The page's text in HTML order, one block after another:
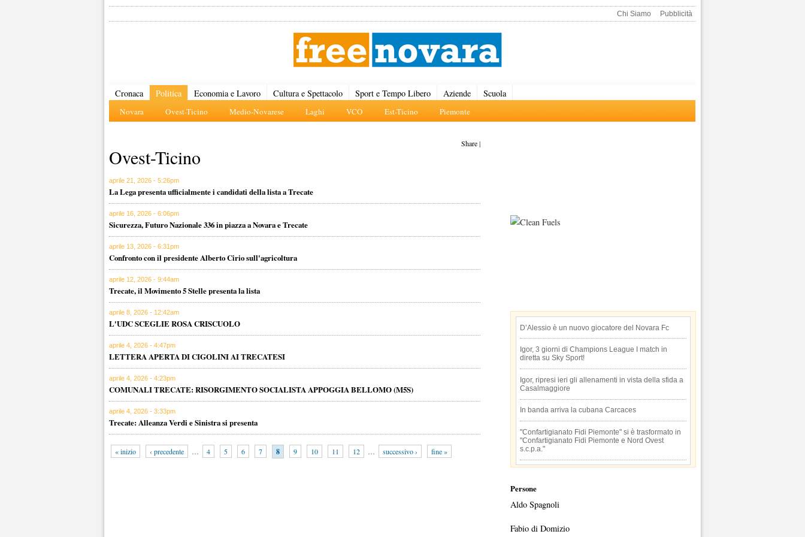
Chi Siamo Pubblicità
Cronaca Politica
Novara Ovest-Ticino Medio-Novarese Laghi VCO Est-Ticino Piemonte
Economia e Lavoro Cultura e Spettacolo Sport e Tempo Libero Aziende Scuola
Share|
Ovest-Ticino
aprile 21, 2026 - 5:26pm
La Lega presenta ufficialmente i candidati della lista a Trecate
aprile 16, 2026 - 6:06pm
Sicurezza, Futuro Nazionale 336 in piazza a Novara e Trecate
aprile 13, 2026 - 6:31pm
Confronto con il presidente Alberto Cirio sull'agricoltura
aprile 12, 2026 - 9:44am
Trecate, il Movimento 5 Stelle presenta la lista
aprile 8, 2026 - 12:42am
L'UDC SCEGLIE ROSA CRISCUOLO
aprile 4, 2026 - 4:47pm
LETTERA APERTA DI CIGOLINI AI TRECATESI
aprile 4, 2026 - 4:23pm
COMUNALI TRECATE: RISORGIMENTO SOCIALISTA APPOGGIA BELLOMO (M5S)
aprile 4, 2026 - 3:33pm
Trecate: Alleanza Verdi e Sinistra si presenta
« inizio ‹ precedente … 4 5 6 7 8 9 10 11 12 … successivo › fine »
D’Alessio è un nuovo giocatore del Novara Fc
Igor, 3 giorni di Champions League I match in
diretta su Sky Sport!
Igor, ripresi ieri gli allenamenti in vista della sfida a
Casalmaggiore
In banda arriva la cubana Carcaces
"Confartigianato Fidi Piemonte" si è trasformato in
"Confartigianato Fidi Piemonte e Nord Ovest
s.c.p.a."
Persone
Aldo Spagnoli
Fabio di Domizio